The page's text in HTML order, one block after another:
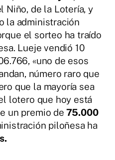
Niño, de la Lotería, y
la administración
el sorteo ha traído
Lueje vendió 10
«uno de esos
número raro que
que la mayoría sea
lotero que hoy está
un premio de 75.000
piloñesa ha